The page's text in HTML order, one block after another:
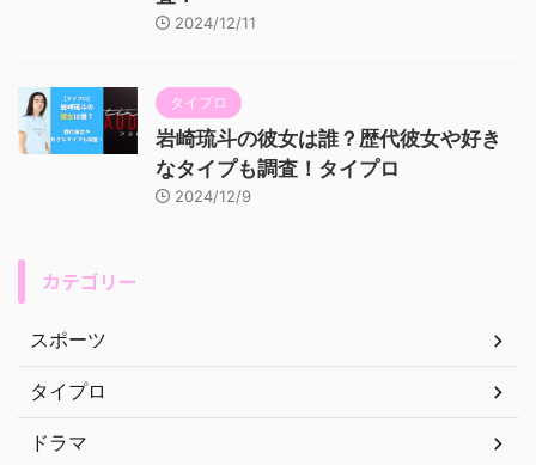
2024/12/11
タイプロ
岩崎琉斗の彼女は誰？歴代彼女や好き
なタイプも調査！タイプロ
2024/12/9
カテゴリー
スポーツ
タイプロ
ドラマ